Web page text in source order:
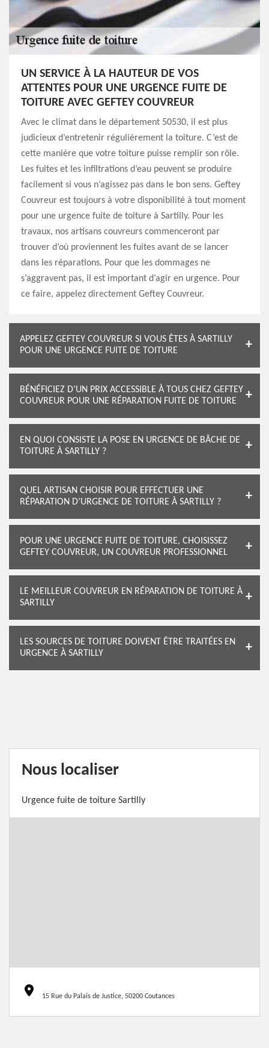
UN SERVICE À LA HAUTEUR DE VOS
ATTENTES POUR UNE URGENCE FUITE DE
TOITURE AVEC GEFTEY COUVREUR
Avec le climat dans le département 50530, il est plus
judicieux d’entretenir régulièrement la toiture. C’est de
cette manière que votre toiture puisse remplir son rôle.
Les fuites et les infiltrations d’eau peuvent se produire
facilement si vous n’agissez pas dans le bon sens. Geftey
Couvreur est toujours à votre disponibilité à tout moment
pour une urgence fuite de toiture à Sartilly. Pour les
travaux, nos artisans couvreurs commenceront par
trouver d’où proviennent les fuites avant de se lancer
dans les réparations. Pour que les dommages ne
s’aggravent pas, il est important d’agir en urgence. Pour
ce faire, appelez directement Geftey Couvreur.
APPELEZ GEFTEY COUVREUR SI VOUS ÊTES À SARTILLY
POUR UNE URGENCE FUITE DE TOITURE
BÉNÉFICIEZ D’UN PRIX ACCESSIBLE À TOUS CHEZ GEFTEY
COUVREUR POUR UNE RÉPARATION FUITE DE TOITURE
EN QUOI CONSISTE LA POSE EN URGENCE DE BÂCHE DE
TOITURE À SARTILLY ?
QUEL ARTISAN CHOISIR POUR EFFECTUER UNE
RÉPARATION D’URGENCE DE TOITURE À SARTILLY ?
POUR UNE URGENCE FUITE DE TOITURE, CHOISISSEZ
GEFTEY COUVREUR, UN COUVREUR PROFESSIONNEL
LE MEILLEUR COUVREUR EN RÉPARATION DE TOITURE À
SARTILLY
LES SOURCES DE TOITURE DOIVENT ÊTRE TRAITÉES EN
URGENCE À SARTILLY
Nous localiser
Urgence fuite de toiture Sartilly
15 Rue du Palais de Justice, 50200 Coutances